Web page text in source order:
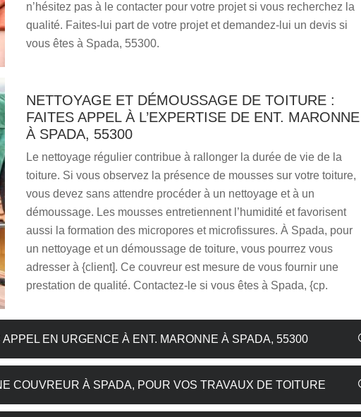
n’hésitez pas à le contacter pour votre projet si vous recherchez la
qualité. Faites-lui part de votre projet et demandez-lui un devis si
vous êtes à Spada, 55300.
NETTOYAGE ET DÉMOUSSAGE DE TOITURE :
FAITES APPEL À L’EXPERTISE DE ENT. MARONNE
À SPADA, 55300
Le nettoyage régulier contribue à rallonger la durée de vie de la
toiture. Si vous observez la présence de mousses sur votre toiture,
vous devez sans attendre procéder à un nettoyage et à un
démoussage. Les mousses entretiennent l’humidité et favorisent
aussi la formation des micropores et microfissures. À Spada, pour
un nettoyage et un démoussage de toiture, vous pourrez vous
adresser à {client]. Ce couvreur est mesure de vous fournir une
prestation de qualité. Contactez-le si vous êtes à Spada, {cp.
EN URGENCE À ENT. MARONNE À SPADA, 55300
COUVREUR À SPADA, POUR VOS TRAVAUX DE TOITURE